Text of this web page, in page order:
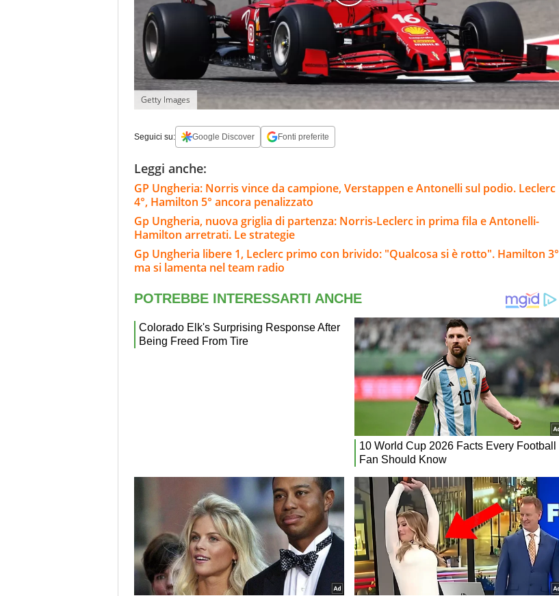
Getty Images
Seguici su: Google Discover Fonti preferite
Leggi anche:
GP Ungheria: Norris vince da campione, Verstappen e Antonelli sul podio. Leclerc
4°, Hamilton 5° ancora penalizzato
Gp Ungheria, nuova griglia di partenza: Norris-Leclerc in prima fila e Antonelli-
Hamilton arretrati. Le strategie
Gp Ungheria libere 1, Leclerc primo con brivido: "Qualcosa si è rotto". Hamilton 3°
ma si lamenta nel team radio